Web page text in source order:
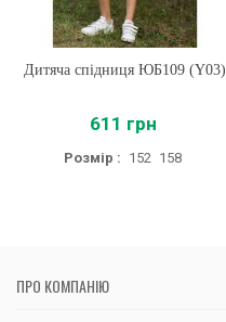
Дитяча спідниця ЮБ109 (Y03)
611 грн
Розмір : 152 158
ПРО КОМПАНІЮ